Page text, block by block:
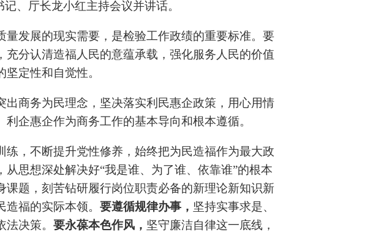
、厅长龙小红主持会议并讲话。
发展的现实需要，是检验工作政绩的重要标准。要
分认清造福人民的意蕴承载，强化服务人民的价值
定性和自觉性。
商务为民理念，坚决落实利民惠企政策，用心用情
企惠企作为商务工作的基本导向和根本遵循。
，不断提升党性修养，始终把为民造福作为最大政
从思想深处解决好“我是谁、为了谁、依靠谁”的根本
课题，刻苦钻研履行岗位职责必备的新理论新知识新
福的实际本领。 要遵循规律办事， 坚持实事求是、
决策。 要永葆本色作风， 坚守廉洁自律这一底线，